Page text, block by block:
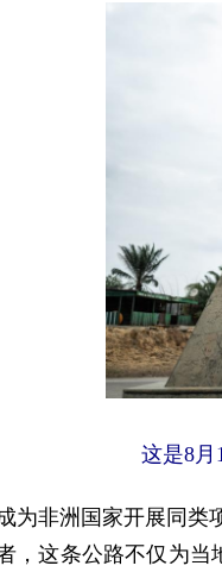
这是8月
非洲国家开展同类
，这条公路不仅为